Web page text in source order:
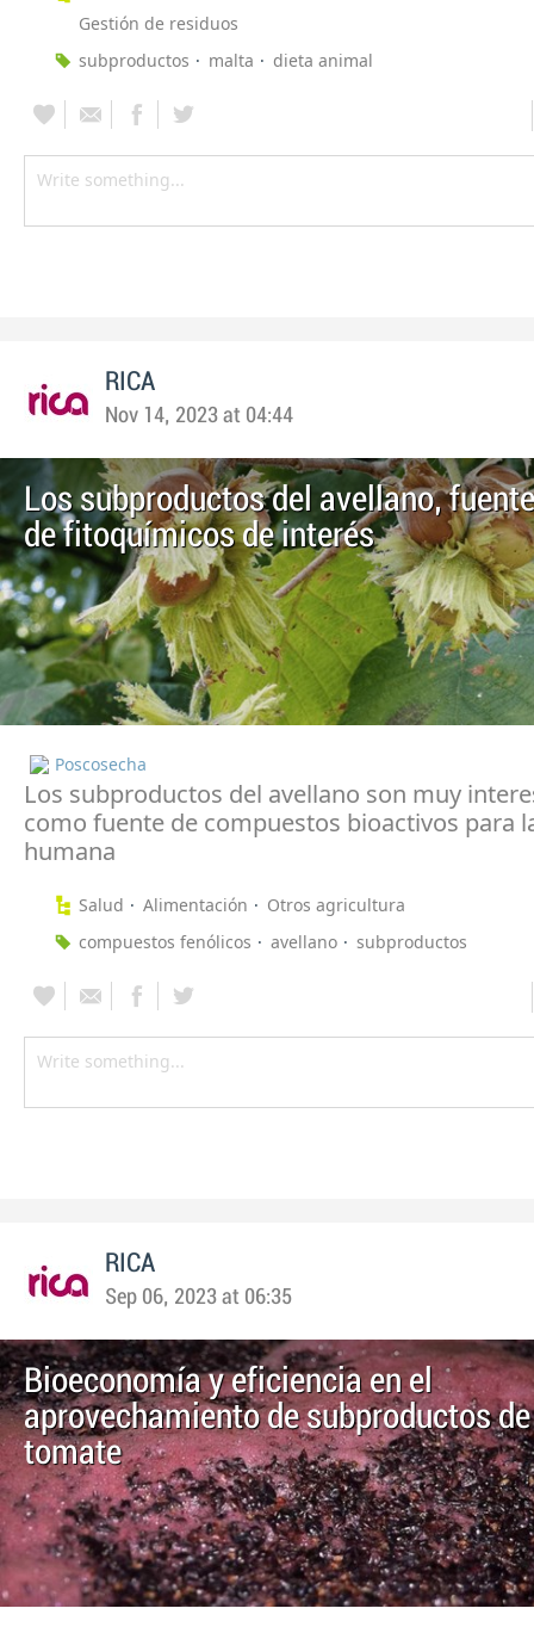
Gestión de residuos
subproductos
malta dieta animal
RICA
Nov 14, 2023 at 04:44
Los subproductos del avellano,
de fitoquímicos de interés
Poscosecha
Los subproductos del avellano son muy
como fuente de compuestos bioactivos para
humana
Salud Alimentación
Otros agricultura
compuestos fenólicos
avellano subproductos
RICA
Sep 06, 2023 at 06:35
Bioeconomía y eficiencia en el
aprovechamiento de subproductos
tomate